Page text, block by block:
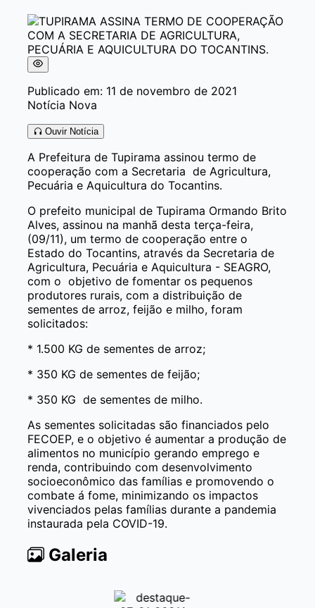
Publicado em: 11 de novembro de 2021
Notícia Nova
Ouvir Notícia
A Prefeitura de Tupirama assinou termo de
cooperação com a Secretaria de Agricultura,
Pecuária e Aquicultura do Tocantins.
O prefeito municipal de Tupirama Ormando Brito
Alves, assinou na manhã desta terça-feira,
(09/11), um termo de cooperação entre o
Estado do Tocantins, através da Secretaria de
Agricultura, Pecuária e Aquicultura - SEAGRO,
com o objetivo de fomentar os pequenos
produtores rurais, com a distribuição de
sementes de arroz, feijão e milho, foram
solicitados:
* 1.500 KG de sementes de arroz;
* 350 KG de sementes de feijão;
* 350 KG de sementes de milho.
As sementes solicitadas são financiados pelo
FECOEP, e o objetivo é aumentar a produção de
alimentos no município gerando emprego e
renda, contribuindo com desenvolvimento
socioeconômico das famílias e promovendo o
combate á fome, minimizando os impactos
vivenciados pelas famílias durante a pandemia
instaurada pela COVID-19.
Galeria